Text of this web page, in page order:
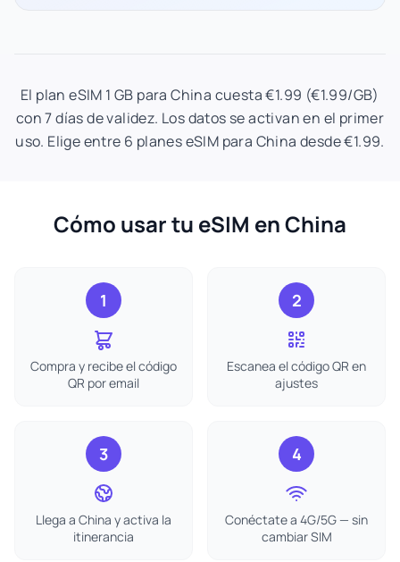
El plan eSIM 1 GB para China cuesta €1.99 (€1.99/GB)
con 7 días de validez. Los datos se activan en el primer
uso. Elige entre 6 planes eSIM para China desde €1.99.
Cómo usar tu eSIM en China
1
Compra y recibe el código
QR por email
2
Escanea el código QR en
ajustes
3
Llega a China y activa la
itinerancia
4
Conéctate a 4G/5G — sin
cambiar SIM